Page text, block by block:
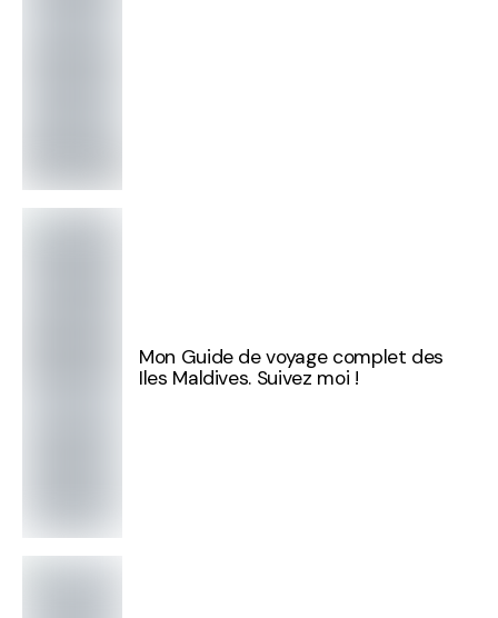
Mon Guide de voyage complet des
Iles Maldives. Suivez moi !